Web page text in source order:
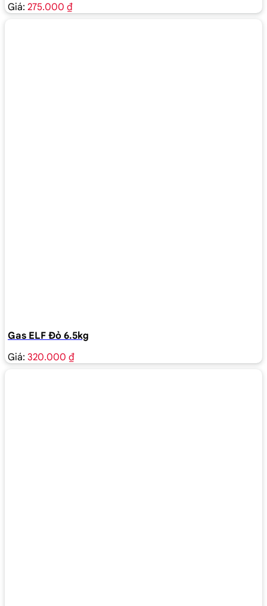
Giá: 275.000 ₫
Gas ELF Đỏ 6.5kg
Giá: 320.000 ₫